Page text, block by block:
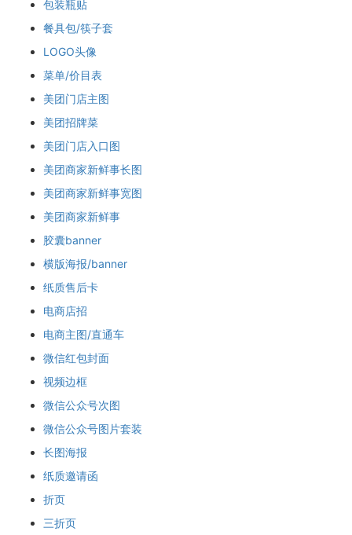
包装瓶贴
餐具包/筷子套
LOGO头像
菜单/价目表
美团门店主图
美团招牌菜
美团门店入口图
美团商家新鲜事长图
美团商家新鲜事宽图
美团商家新鲜事
胶囊banner
横版海报/banner
纸质售后卡
电商店招
电商主图/直通车
微信红包封面
视频边框
微信公众号次图
微信公众号图片套装
长图海报
纸质邀请函
折页
三折页